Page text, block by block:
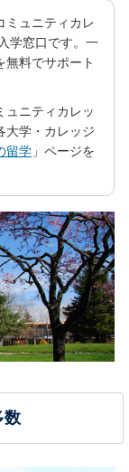
ミュニティカレ
学窓口です。一
無料でサポート
ュニティカレッ
大学・カレッジ
留学 」ページを
数